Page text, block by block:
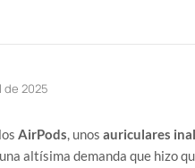
de 2025
AirPods, unos auriculares
altísima demanda que hizo